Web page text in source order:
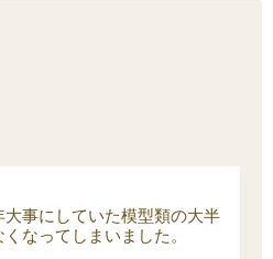
事にしていた模型類の大半
なってしまいました。